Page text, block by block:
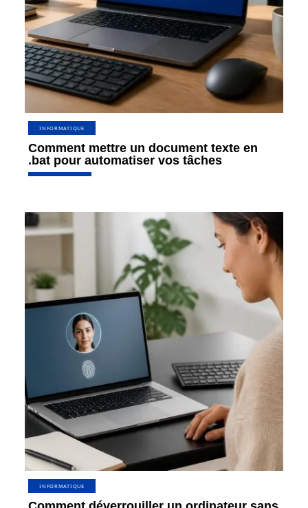
INFORMATIQUE
Comment mettre un document texte en
.bat pour automatiser vos tâches
INFORMATIQUE